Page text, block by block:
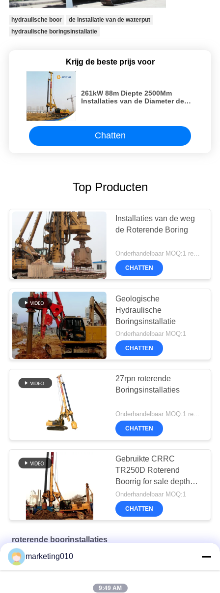
hydraulische boor
de installatie van de waterput
hydraulische boringsinstallatie
Krijg de beste prijs voor
261kW 88m Diepte 2500Mm
Installaties van de Diameter de
Chatten
Top Producten
Installaties van de weg
de Roterende Boring
Onderhandelbaar MOQ:1 reeks
CHATTEN
Geologische
Hydraulische
Boringsinstallatie
Onderhandelbaar MOQ:1
CHATTEN
27rpn roterende
Boringsinstallaties
Onderhandelbaar MOQ:1 reeks
CHATTEN
Gebruikte CRRC
TR250D Roterend
Boorrig for sale depth
80m
Onderhandelbaar MOQ:1
CHATTEN
roterende boorinstallaties
TR60 Roterende boormachine
marketing010
9:49 AM